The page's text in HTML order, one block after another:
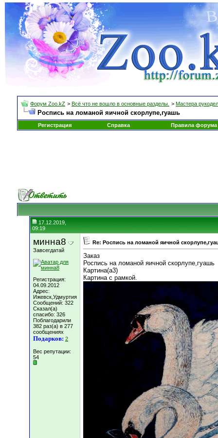
Форум Zoo.kZ > Всё что не вошло в основные разделы. > Мастера
Роспись на ломаной яичной скорлупе,гуашь
Регистрация Справка Правила форума
17.12.2019,
09:19
минна8
Завсегдатай
Регистрация:
04.09.2012
Адрес:
Ижевск,Удмуртия
Сообщений: 322
Сказал(а)
спасибо: 326
Поблагодарили
382 раз(а) в 277
сообщениях
Подарков: 2
Вес репутации:
54
Re: Роспись на ломаной яичной
Заказ
Роспись на ломаной яичной скорлупе,гуашь
Картина(а3)
Картина с рамкой.